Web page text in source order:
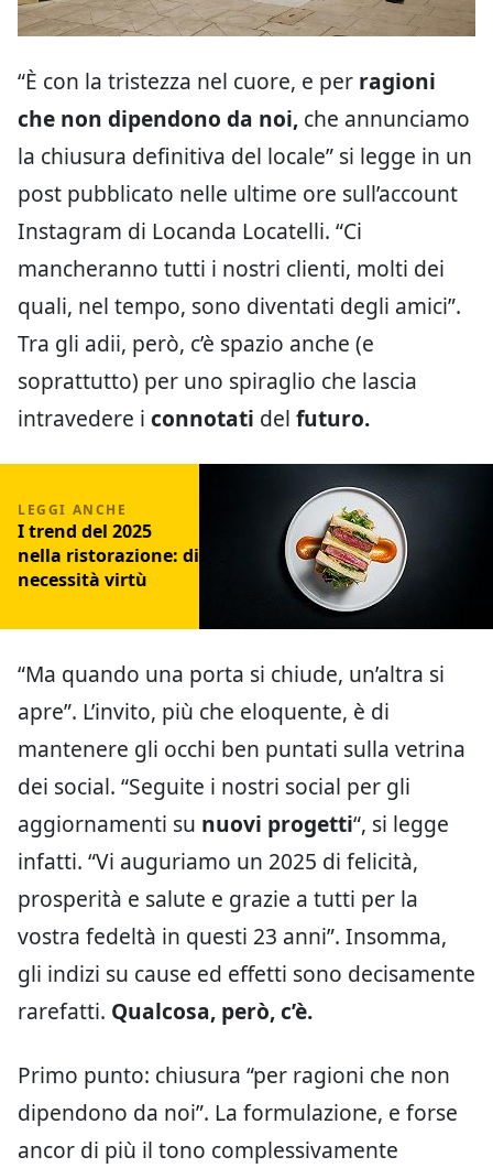
“È con la tristezza nel cuore, e per ragioni
che non dipendono da noi, che annunciamo
la chiusura definitiva del locale” si legge in un
post pubblicato nelle ultime ore sull’account
Instagram di Locanda Locatelli. “Ci
mancheranno tutti i nostri clienti, molti dei
quali, nel tempo, sono diventati degli amici”.
Tra gli adii, però, c’è spazio anche (e
soprattutto) per uno spiraglio che lascia
intravedere i connotati del futuro.
I trend del 2025
nella ristorazione: di
necessità virtù
“Ma quando una porta si chiude, un’altra si
apre”. L’invito, più che eloquente, è di
mantenere gli occhi ben puntati sulla vetrina
dei social. “Seguite i nostri social per gli
aggiornamenti su nuovi progetti“, si legge
infatti. “Vi auguriamo un 2025 di felicità,
prosperità e salute e grazie a tutti per la
vostra fedeltà in questi 23 anni”. Insomma,
gli indizi su cause ed effetti sono decisamente
rarefatti. Qualcosa, però, c’è.
Primo punto: chiusura “per ragioni che non
dipendono da noi”. La formulazione, e forse
ancor di più il tono complessivamente